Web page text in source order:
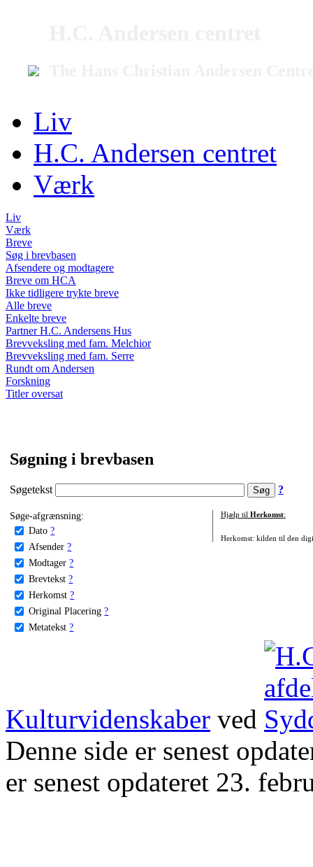
Liv
H.C. Andersen centret
Værk
Liv
Værk
Breve
Søg i brevbasen
Afsendere og modtagere
Breve om HCA
Ikke tidligere trykte breve
Alle breve
Enkelte breve
Partner H.C. Andersens Hus
Brevveksling med fam. Melchior
Brevveksling med fam. Serre
Rundt om Andersen
Forskning
Titler oversat
Søgning i brevbasen
Søgetekst ?
Søge-afgrænsning:
Dato ?
Afsender ?
Modtager ?
Brevtekst ?
Herkomst ?
Original Placering ?
Metatekst ?
Hjælp til Herkomst:
Herkomst: kilden til den
Kulturvidenskaber ved
Denne side er senest
er senest opdateret 23.